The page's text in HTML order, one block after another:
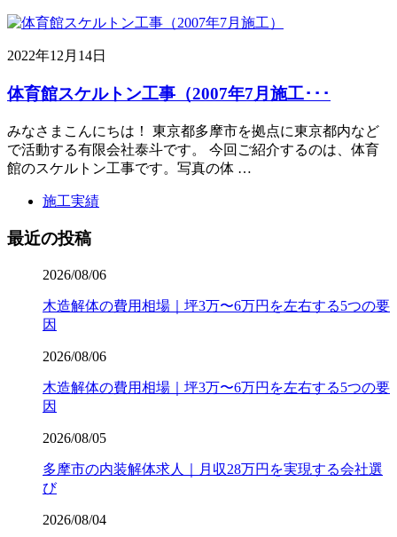
2022年12月14日
体育館スケルトン工事（2007年7月施工･･･
みなさまこんにちは！ 東京都多摩市を拠点に東京都内など
で活動する有限会社泰斗です。 今回ご紹介するのは、体育
館のスケルトン工事です。写真の体 …
施工実績
最近の投稿
2026/08/06
木造解体の費用相場｜坪3万〜6万円を左右する5つの要
因
2026/08/06
木造解体の費用相場｜坪3万〜6万円を左右する5つの要
因
2026/08/05
多摩市の内装解体求人｜月収28万円を実現する会社選
び
2026/08/04